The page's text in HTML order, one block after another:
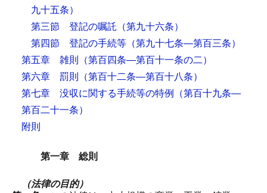
九十五条）
第三節 登記の嘱託 （第九十六条）
第四節 登記の手続等 （第九十七条―第百三条）
第五章 雑則 （第百四条―第百十一条の二）
第六章 罰則 （第百十二条―第百十八条）
第七章 没収に関する手続等の特例 （第百十九条―
第百二十一条）
附則
第一章 総則
（法律の目的）